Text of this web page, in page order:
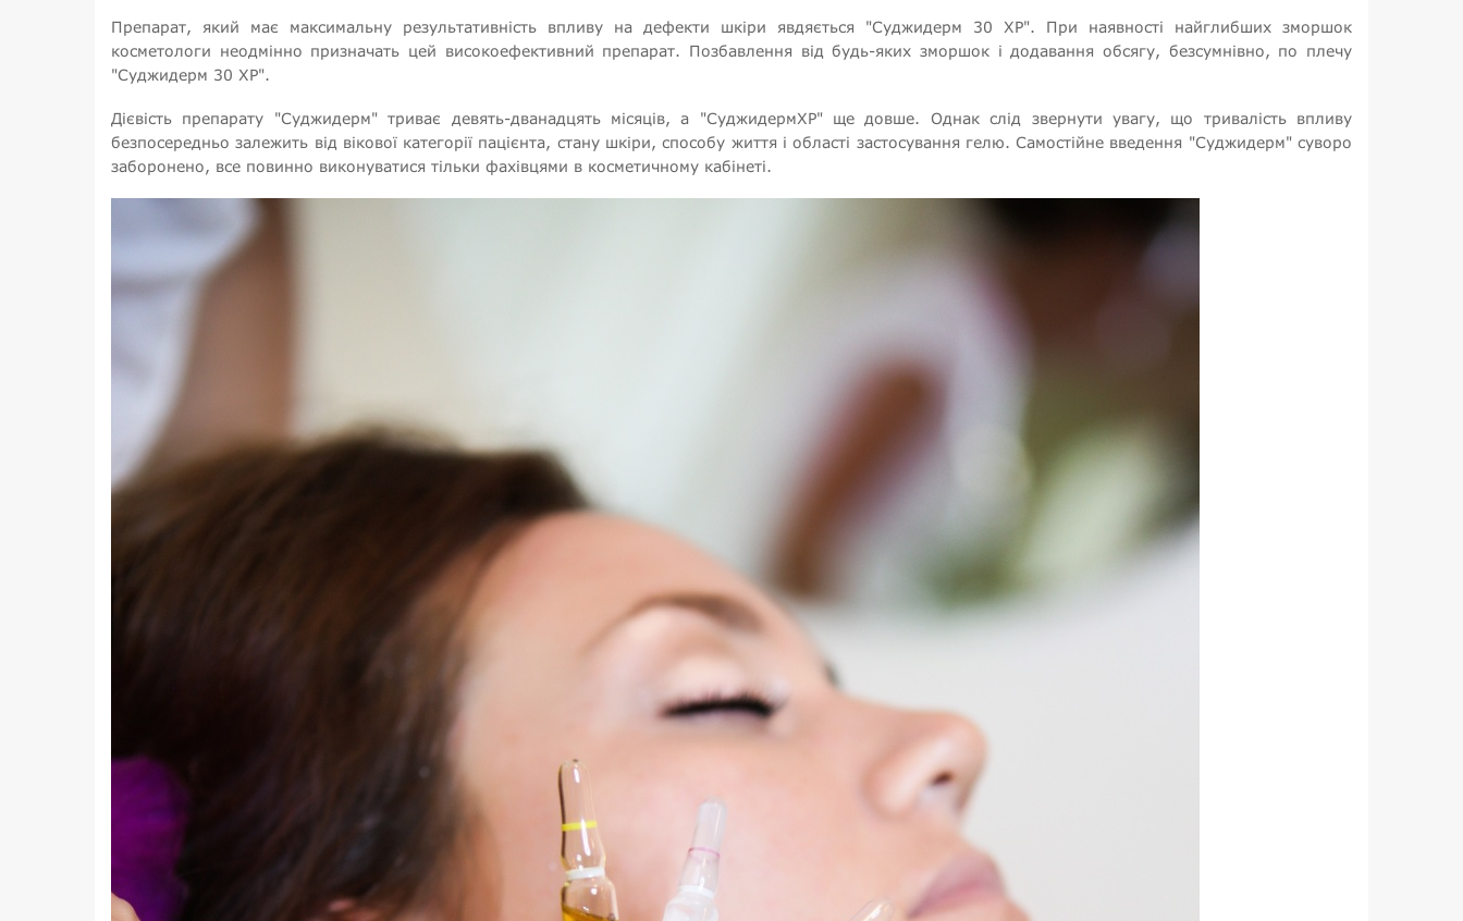
Препарат, який має максимальну результативність впливу на дефекти шкіри явдяється "Суджидерм 30 ХР". При наявності найглибших зморшок
косметологи неодмінно призначать цей високоефективний препарат. Позбавлення від будь-яких зморшок і додавання обсягу, безсумнівно, по плечу
"Суджидерм 30 ХР".
Дієвість препарату "Суджидерм" триває девять-дванадцять місяців, а "СуджидермХР" ще довше. Однак слід звернути увагу, що тривалість впливу
безпосередньо залежить від вікової категорії пацієнта, стану шкіри, способу життя і області застосування гелю. Самостійне введення "Суджидерм" суворо
заборонено, все повинно виконуватися тільки фахівцями в косметичному кабінеті.